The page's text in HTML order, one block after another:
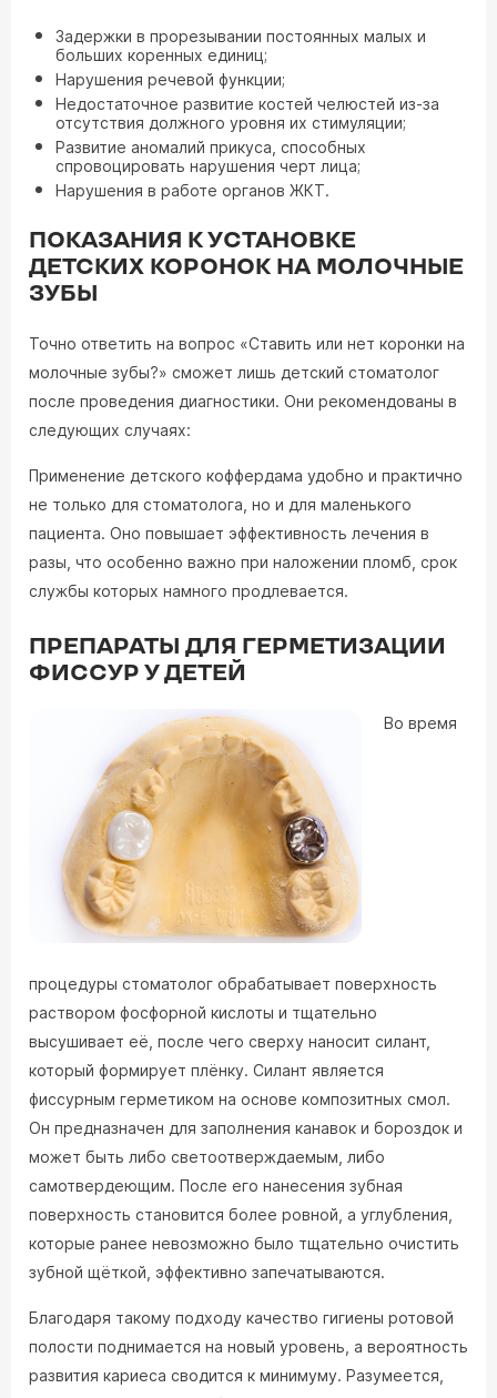
Задержки в прорезывании постоянных малых и
больших коренных единиц;
Нарушения речевой функции;
Недостаточное развитие костей челюстей из-за
отсутствия должного уровня их стимуляции;
Развитие аномалий прикуса, способных
спровоцировать нарушения черт лица;
Нарушения в работе органов ЖКТ.
ПОКАЗАНИЯ К УСТАНОВКЕ
ДЕТСКИХ КОРОНОК НА МОЛОЧНЫЕ
ЗУБЫ
Точно ответить на вопрос «Ставить или нет коронки на
молочные зубы?» сможет лишь детский стоматолог
после проведения диагностики. Они рекомендованы в
следующих случаях:
Применение детского коффердама удобно и практично
не только для стоматолога, но и для маленького
пациента. Оно повышает эффективность лечения в
разы, что особенно важно при наложении пломб, срок
службы которых намного продлевается.
ПРЕПАРАТЫ ДЛЯ ГЕРМЕТИЗАЦИИ
ФИССУР У ДЕТЕЙ
Во время
процедуры стоматолог обрабатывает поверхность
раствором фосфорной кислоты и тщательно
высушивает её, после чего сверху наносит силант,
который формирует плёнку. Силант является
фиссурным герметиком на основе композитных смол.
Он предназначен для заполнения канавок и бороздок и
может быть либо светоотверждаемым, либо
самотвердеющим. После его нанесения зубная
поверхность становится более ровной, а углубления,
которые ранее невозможно было тщательно очистить
зубной щёткой, эффективно запечатываются.
Благодаря такому подходу качество гигиены ротовой
полости поднимается на новый уровень, а вероятность
развития кариеса сводится к минимуму. Разумеется,